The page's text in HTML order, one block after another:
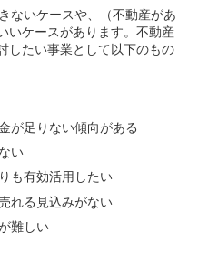
ないケースや、（不動産があ
いケースがあります。不動産
したい事業として以下のもの
が足りない傾向がある
い
も有効活用したい
れる見込みがない
難しい